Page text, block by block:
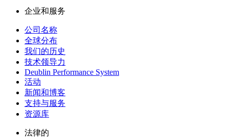
企业和服务
公司名称
全球分布
我们的历史
技术领导力
Deublin Performance System
活动
新闻和博客
支持与服务
资源库
法律的